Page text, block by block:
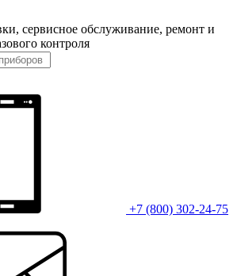
сервисное обслуживание, ремонт и
контроля
+7 (800) 302-24-75